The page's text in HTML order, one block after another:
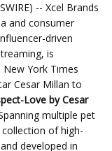
-- Xcel Brands
and consumer
driven
is
York Times
Cesar Millan to
Love by Cesar
multiple pet
of high-
developed in